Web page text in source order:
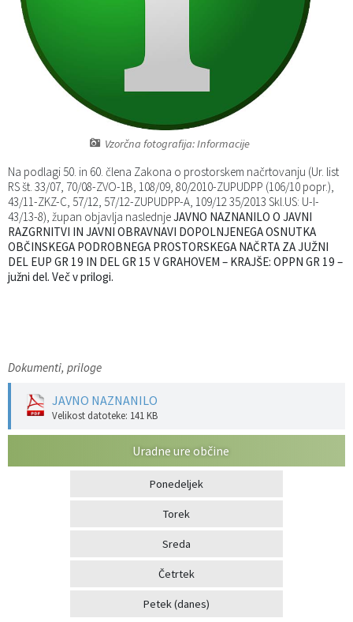
Vzorčna fotografija: Informacije
Na podlagi 50. in 60. člena Zakona o prostorskem načrtovanju (Ur. list
RS št. 33/07, 70/08-ZVO-1B, 108/09, 80/2010-ZUPUDPP (106/10 popr.),
43/11-ZKZ-C, 57/12, 57/12-ZUPUDPP-A, 109/12 35/2013 Skl.US: U-I-
43/13-8), župan objavlja naslednjeJAVNO NAZNANILO O JAVNI
RAZGRNITVI IN JAVNI OBRAVNAVI DOPOLNJENEGA OSNUTKA
OBČINSKEGA PODROBNEGA PROSTORSKEGA NAČRTA ZA JUŽNI
DEL EUP GR 19 IN DEL GR 15 V GRAHOVEM – KRAJŠE: OPPN GR 19 –
južni del. Več v prilogi.
Dokumenti, priloge
JAVNO NAZNANILO
Velikost datoteke: 141 KB
Uradne ure občine
Ponedeljek
Torek
Sreda
Četrtek
Petek(danes)
Katalog informacij javnega značaja
Vizitka občine
Predsedniki političnih strank
Služba za okolje in prostor
Služba za stanovanjsko dejavnost
Služba za civilno zaščito
Služba za družbene dejavnosti
Služba za gospodarstvo, turizem in kmetijstvo
Služba za šport
Služba za krajevne skupnosti
Občinski predpisi
Strategije in koncepti
Proračuni občine